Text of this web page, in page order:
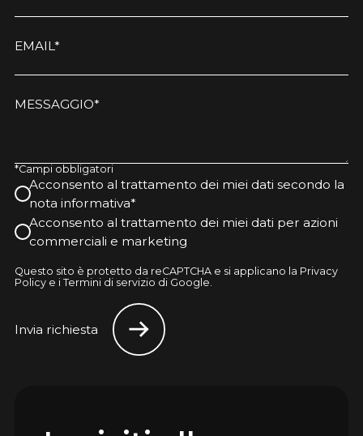
EMAIL*
MESSAGGIO*
*Campi obbligatori
Acconsento al trattamento dei miei dati secondo la
nota informativa*
Acconsento al trattamento dei miei dati per azioni
commerciali e marketing
Questo sito è protetto da reCAPTCHA e si applicano la Privacy
Policy e i Termini di servizio di Google.
Invia richiesta